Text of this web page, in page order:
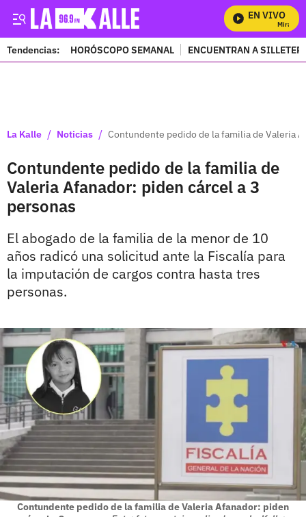
EN VIVO
Mira
Tendencias: HORÓSCOPO SEMANAL ENCUENTRAN A
La Kalle / Noticias / Contundente pedido de la familia de Valeria
Contundente pedido de la familia de
Valeria Afanador: piden cárcel a 3
personas
El abogado de la familia de la menor de 10
años radicó una solicitud ante la Fiscalía para
la imputación de cargos contra hasta tres
personas.
Contundente pedido de la familia de Valeria Afanador: piden